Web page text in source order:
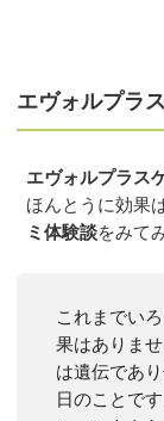
エヴォルプラ
エヴォルプラス
ほんとうに効果
ミ体験談をみて
これまでい
果はありま
は遺伝であ
日のことで